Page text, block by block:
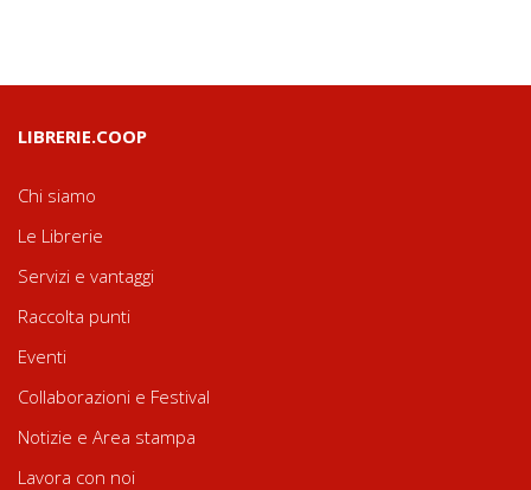
LIBRERIE.COOP
Chi siamo
Le Librerie
Servizi e vantaggi
Raccolta punti
Eventi
Collaborazioni e Festival
Notizie e Area stampa
Lavora con noi